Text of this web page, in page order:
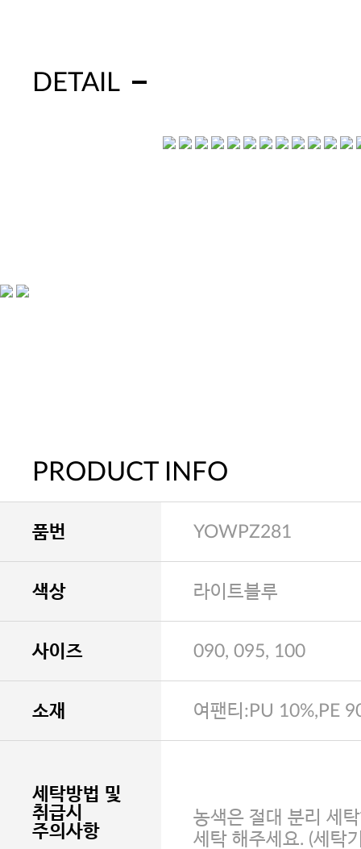
DETAIL
PRODUCT INFO
품번 YOWPZ281
색상 라이트블루
사이즈 090, 095, 100
소재 여팬티:PU 10%,PE
세탁방법 및
취급시
주의사항
농색은 절대 분리 세
세탁 해주세요. (세탁